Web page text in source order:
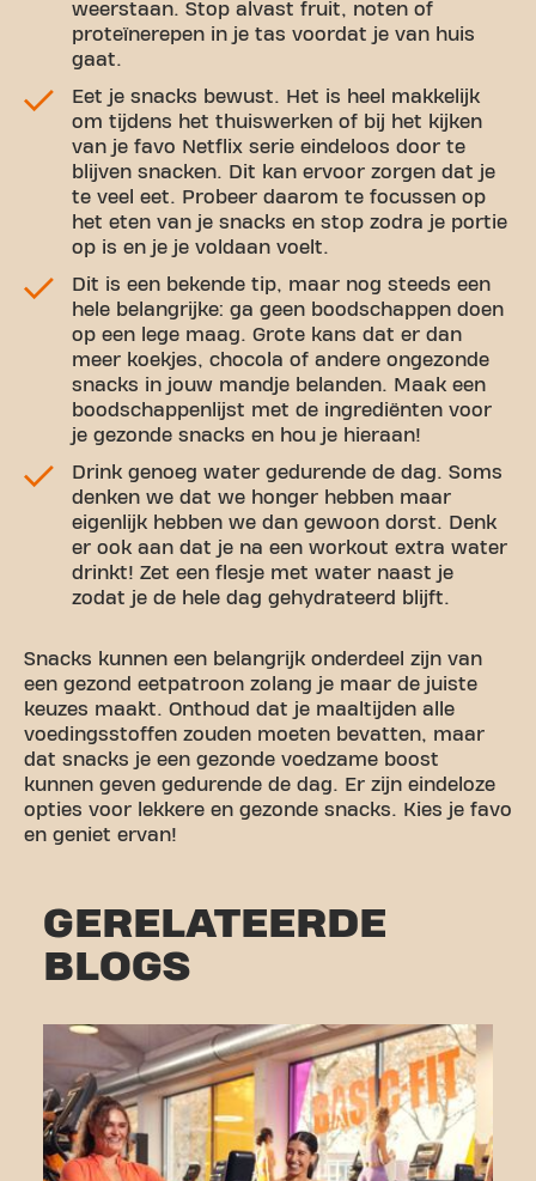
weerstaan. Stop alvast fruit, noten of
proteïnerepen in je tas voordat je van huis
gaat.
Eet je snacks bewust. Het is heel makkelijk
om tijdens het thuiswerken of bij het kijken
van je favo Netflix serie eindeloos door te
blijven snacken. Dit kan ervoor zorgen dat je
te veel eet. Probeer daarom te focussen op
het eten van je snacks en stop zodra je portie
op is en je je voldaan voelt.
Dit is een bekende tip, maar nog steeds een
hele belangrijke: ga geen boodschappen doen
op een lege maag. Grote kans dat er dan
meer koekjes, chocola of andere ongezonde
snacks in jouw mandje belanden. Maak een
boodschappenlijst met de ingrediënten voor
je gezonde snacks en hou je hieraan!
Drink genoeg water gedurende de dag. Soms
denken we dat we honger hebben maar
eigenlijk hebben we dan gewoon dorst. Denk
er ook aan dat je na een workout extra water
drinkt! Zet een flesje met water naast je
zodat je de hele dag gehydrateerd blijft.
Snacks kunnen een belangrijk onderdeel zijn van
een gezond eetpatroon zolang je maar de juiste
keuzes maakt. Onthoud dat je maaltijden alle
voedingsstoffen zouden moeten bevatten, maar
dat snacks je een gezonde voedzame boost
kunnen geven gedurende de dag. Er zijn eindeloze
opties voor lekkere en gezonde snacks. Kies je favo
en geniet ervan!
GERELATEERDE
BLOGS